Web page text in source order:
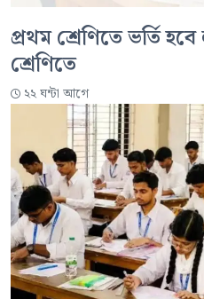
প্রথম শ্রেণিতে ভর্তি
শ্রেণিতে
২২ ঘন্টা আগে